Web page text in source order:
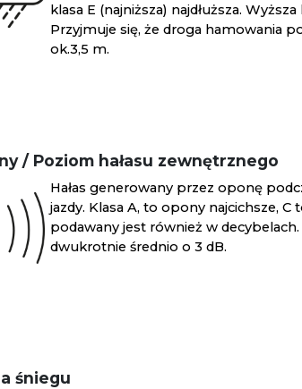
klasa E (najniższa) najdłuższa.
Przyjmuje się, że droga hamowania
ok.3,5 m.
/ Poziom hałasu zewnętrznego
Hałas generowany przez oponę
jazdy. Klasa A, to opony najcichsze, C
podawany jest również w decybelach.
dwukrotnie średnio o 3 dB.
śniegu